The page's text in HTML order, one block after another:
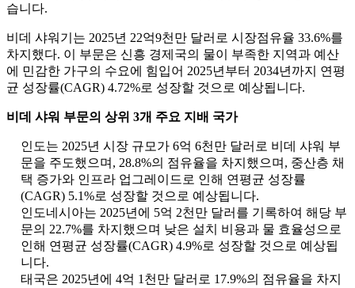
습니다.
비데 샤워기는 2025년 22억9천만 달러로 시장점유율 33.6%를
차지했다. 이 부문은 신흥 경제국의 물이 부족한 지역과 예산
에 민감한 가구의 수요에 힘입어 2025년부터 2034년까지 연평
균 성장률(CAGR) 4.72%로 성장할 것으로 예상됩니다.
비데 샤워 부문의 상위 3개 주요 지배 국가
인도는 2025년 시장 규모가 6억 6천만 달러로 비데 샤워 부
문을 주도했으며, 28.8%의 점유율을 차지했으며, 중산층 채
택 증가와 인프라 업그레이드로 인해 연평균 성장률
(CAGR) 5.1%로 성장할 것으로 예상됩니다.
인도네시아는 2025년에 5억 2천만 달러를 기록하여 해당 부
문의 22.7%를 차지했으며 낮은 설치 비용과 물 효율성으로
인해 연평균 성장률(CAGR) 4.9%로 성장할 것으로 예상됩
니다.
태국은 2025년에 4억 1천만 달러로 17.9%의 점유율을 차지